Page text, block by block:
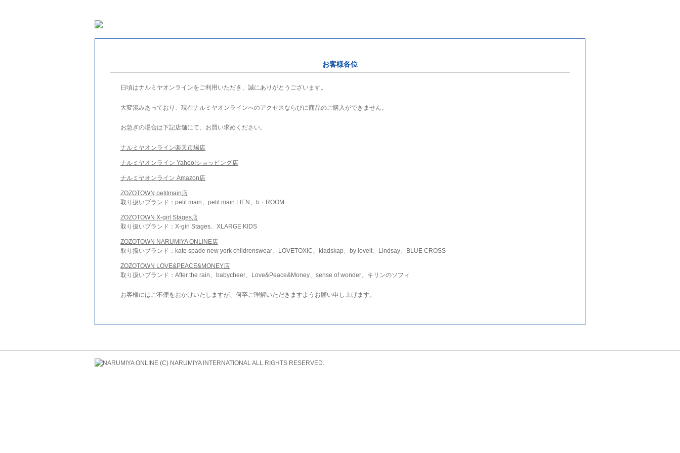
お客様各位
日頃はナルミヤオンラインをご利用いただき、誠にありがとうございます。
大変混みあっており、現在ナルミヤオンラインへのアクセスならびに商品のご購入ができません。
お急ぎの場合は下記店舗にて、お買い求めください。
ナルミヤオンライン楽天市場店
ナルミヤオンライン Yahoo!ショッピング店
ナルミヤオンライン Amazon店
ZOZOTOWN petitmain店
取り扱いブランド：petit main、petit main LIEN、b・ROOM
ZOZOTOWN X-girl Stages店
取り扱いブランド：X-girl Stages、XLARGE KIDS
ZOZOTOWN NARUMIYA ONLINE店
取り扱いブランド：kate spade new york childrenswear、LOVETOXIC、kladskap、by loveit、Lindsay、BLUE CROSS
ZOZOTOWN LOVE&PEACE&MONEY店
取り扱いブランド：After the rain、babycheer、Love&Peace&Money、sense of wonder、キリンのソフィ
お客様にはご不便をおかけいたしますが、何卒ご理解いただきますようお願い申し上げます。